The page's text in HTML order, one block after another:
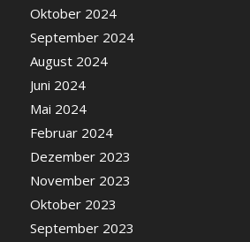
Oktober 2024
September 2024
August 2024
Juni 2024
Mai 2024
Februar 2024
Dezember 2023
November 2023
Oktober 2023
September 2023